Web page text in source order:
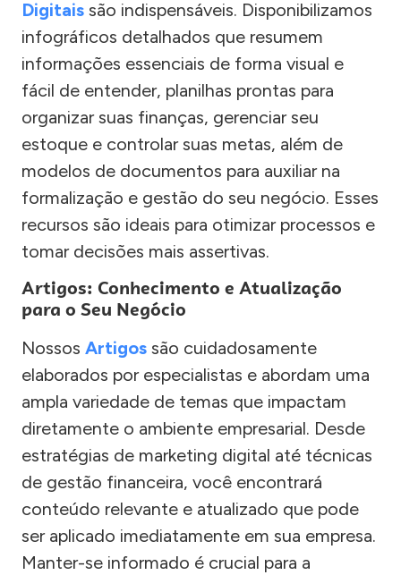
Digitais são indispensáveis. Disponibilizamos
infográficos detalhados que resumem
informações essenciais de forma visual e
fácil de entender, planilhas prontas para
organizar suas finanças, gerenciar seu
estoque e controlar suas metas, além de
modelos de documentos para auxiliar na
formalização e gestão do seu negócio. Esses
recursos são ideais para otimizar processos e
tomar decisões mais assertivas.
Artigos: Conhecimento e Atualização
para o Seu Negócio
Nossos Artigos são cuidadosamente
elaborados por especialistas e abordam uma
ampla variedade de temas que impactam
diretamente o ambiente empresarial. Desde
estratégias de marketing digital até técnicas
de gestão financeira, você encontrará
conteúdo relevante e atualizado que pode
ser aplicado imediatamente em sua empresa.
Manter-se informado é crucial para a